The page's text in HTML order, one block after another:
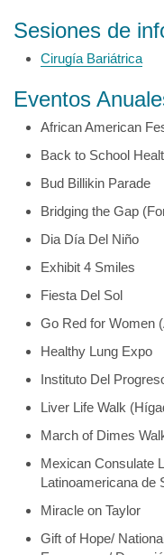
Sesiones de
Cirugía Bariátrica
Eventos
African American
Back to School
Bud Billikin Parade
Bridging the Gap
Dia Día Del Niño
Exhibit 4 Smiles
Fiesta Del Sol
Go Red for Women
Healthy Lung Expo
Instituto Del
Liver Life Walk
March of Dimes
Mexican Consulate
Latinoamericana de
Miracle on Taylor
Gift of Hope/